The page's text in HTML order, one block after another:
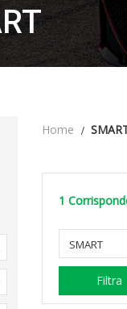
Home
1
SMART
Filtra